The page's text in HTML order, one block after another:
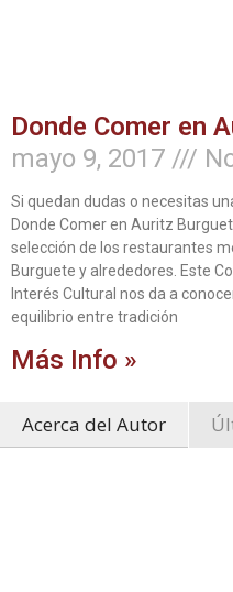
Donde Comer en
mayo 9, 2017
Si quedan dudas o necesitas
Donde Comer en Auritz
selección de los restaurantes
Burguete y alrededores. Este
Interés Cultural nos da a
equilibrio entre tradición
Más Info »
Acerca del Autor